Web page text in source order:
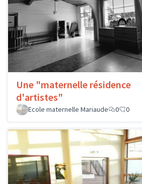
Une "maternelle résidence
d'artistes"
Ecole maternelle Mariaude
0 0